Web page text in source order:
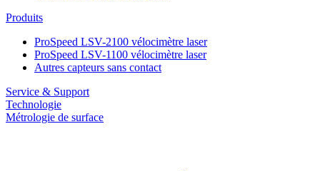
Produits
ProSpeed LSV-2100 vélocimètre laser
ProSpeed LSV-1100 vélocimètre laser
Autres capteurs sans contact
Service & Support
Technologie
Métrologie de surface